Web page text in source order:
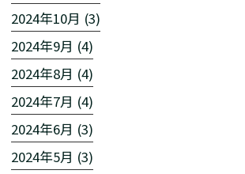
2024年10月 (3)
2024年9月 (4)
2024年8月 (4)
2024年7月 (4)
2024年6月 (3)
2024年5月 (3)